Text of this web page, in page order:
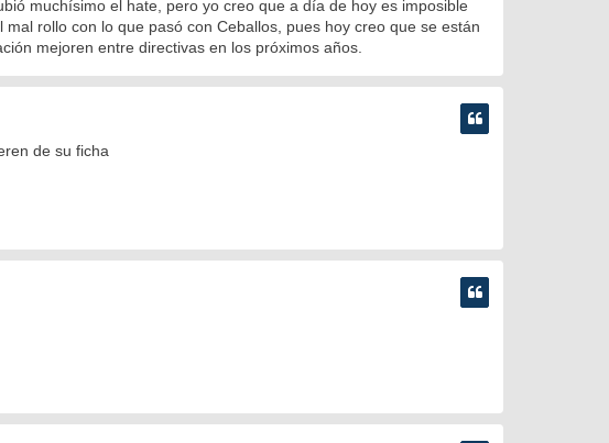
muchísimo el hate, pero yo creo que a día de hoy es imposible
rollo con lo que pasó con Ceballos, pues hoy creo que se están
mejoren entre directivas en los próximos años.
de su ficha